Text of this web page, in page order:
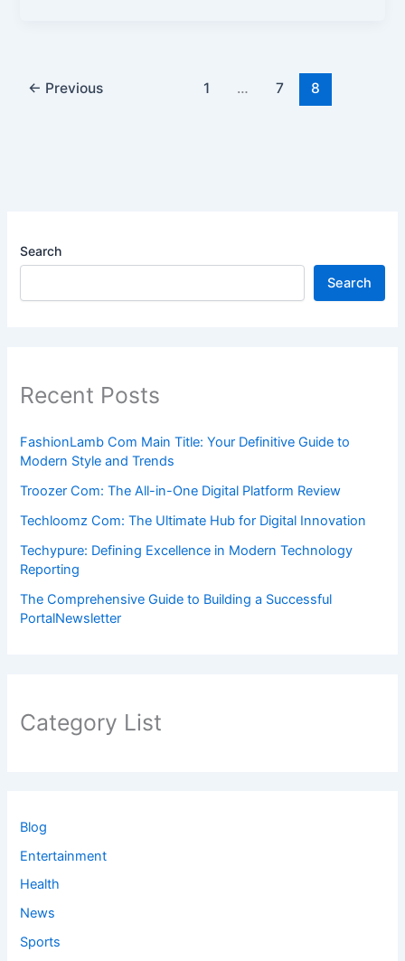
← Previous 1 … 7 8
Search
Search
Recent Posts
FashionLamb Com Main Title: Your Definitive Guide to
Modern Style and Trends
Troozer Com: The All-in-One Digital Platform Review
Techloomz Com: The Ultimate Hub for Digital Innovation
Techypure: Defining Excellence in Modern Technology
Reporting
The Comprehensive Guide to Building a Successful
PortalNewsletter
Category List
Blog
Entertainment
Health
News
Sports